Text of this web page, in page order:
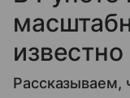
известно
Рассказываем,